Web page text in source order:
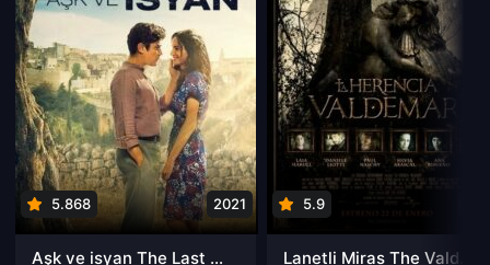
5.868 2021
Aşk ve isyan The Last Parasido izle
5.9